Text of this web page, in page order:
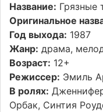
Название: Грязные
Оригинальное
Год выхода: 1987
Жанр: драма,
Возраст: 12+
Режиссер: Эмиль
В ролях:
Орбак, Синтия